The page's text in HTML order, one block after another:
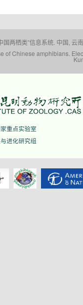
国两栖类”信息系统. 中国,
of Chinese amphibians.
重点实验室
进化研究组